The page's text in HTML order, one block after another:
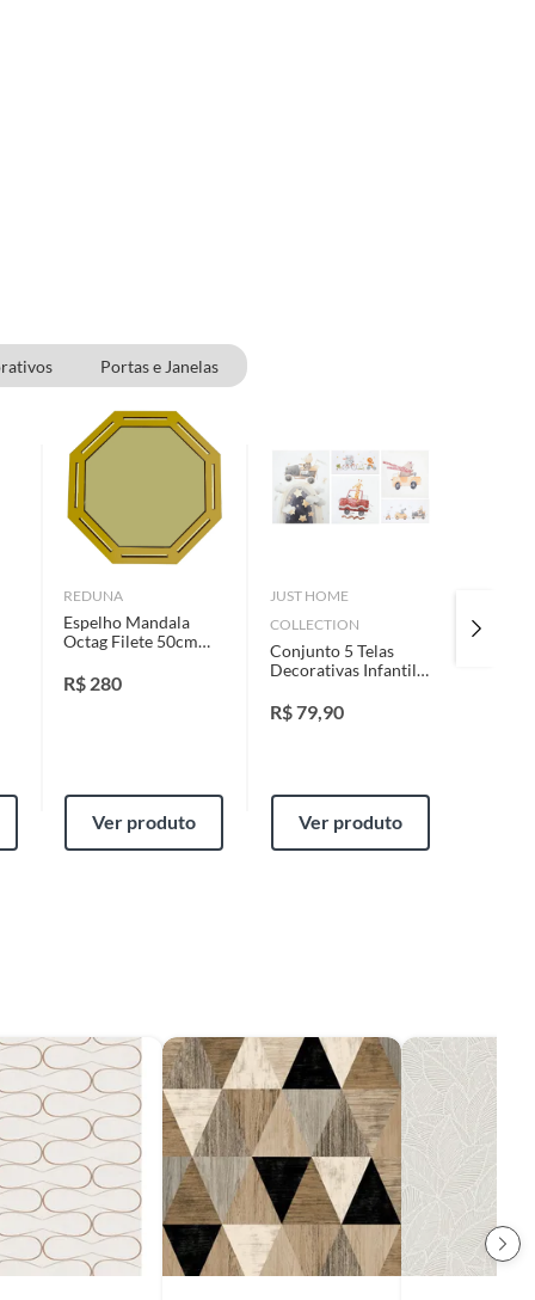
Portas e Janelas
REDUNA
Espelho Mandala
Octag Filete 50cm
R$ 280
Ver produto
JUST HOME
COLLECTION
Conjunto 5 Telas
Decorativas Infantil
Collection
R$79,90
Ver produto
Exact